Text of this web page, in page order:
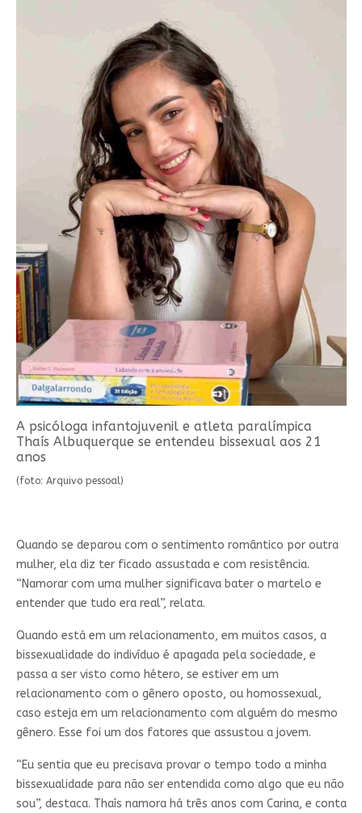
A psicóloga infantojuvenil e atleta paralímpica
Thaís Albuquerque se entendeu bissexual aos 21
anos
(foto: Arquivo pessoal)
Quando se deparou com o sentimento romântico por outra
mulher, ela diz ter ficado assustada e com resistência.
“Namorar com uma mulher significava bater o martelo e
entender que tudo era real”, relata.
Quando está em um relacionamento, em muitos casos, a
bissexualidade do indivíduo é apagada pela sociedade, e
passa a ser visto como hétero, se estiver em um
relacionamento com o gênero oposto, ou homossexual,
caso esteja em um relacionamento com alguém do mesmo
gênero. Esse foi um dos fatores que assustou a jovem.
“Eu sentia que eu precisava provar o tempo todo a minha
bissexualidade para não ser entendida como algo que eu não
sou”, destaca. Thaís namora há três anos com Carina, e conta